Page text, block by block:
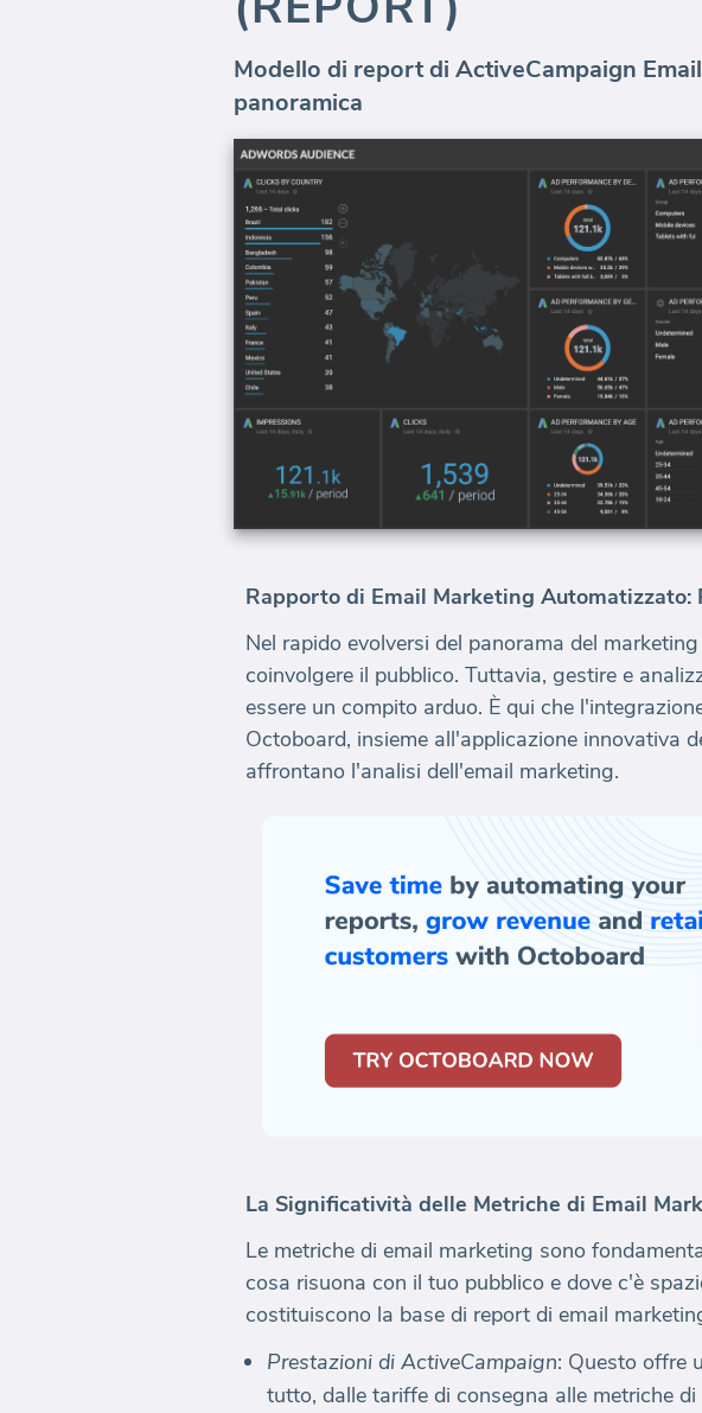
Modello di report di ActiveCampaign
panoramica
Rapporto di Email Marketing
Nel rapido evolversi del panorama del
coinvolgere il pubblico. Tuttavia, gestire e
essere un compito arduo. È qui che
Octoboard, insieme all'applicazione innovativa
affrontano l'analisi dell'email marketing.
La Significatività delle Metriche di Email
Le metriche di email marketing sono
cosa risuona con il tuo pubblico e dove c'è
costituiscono la base di report di email
Prestazioni di ActiveCampaign: Questo offre
tutto, dalle tariffe di consegna alle metriche